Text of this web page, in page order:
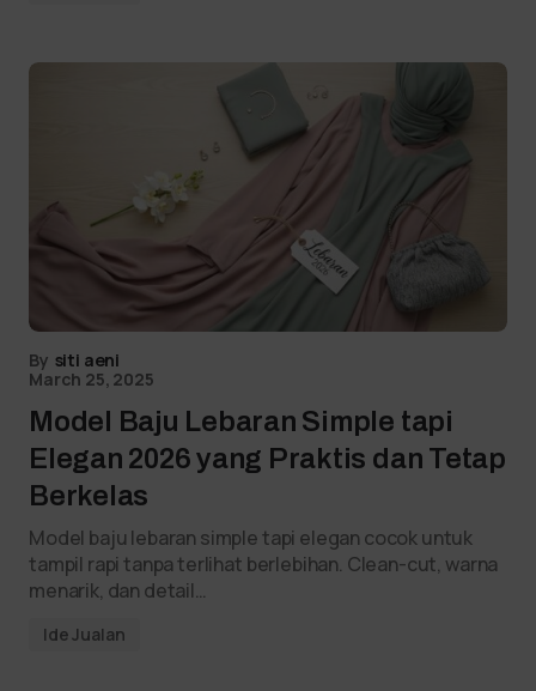
By siti aeni
March 25, 2025
Model Baju Lebaran Simple tapi
Elegan 2026 yang Praktis dan Tetap
Berkelas
Model baju lebaran simple tapi elegan cocok untuk
tampil rapi tanpa terlihat berlebihan. Clean-cut, warna
menarik, dan detail…
Ide Jualan